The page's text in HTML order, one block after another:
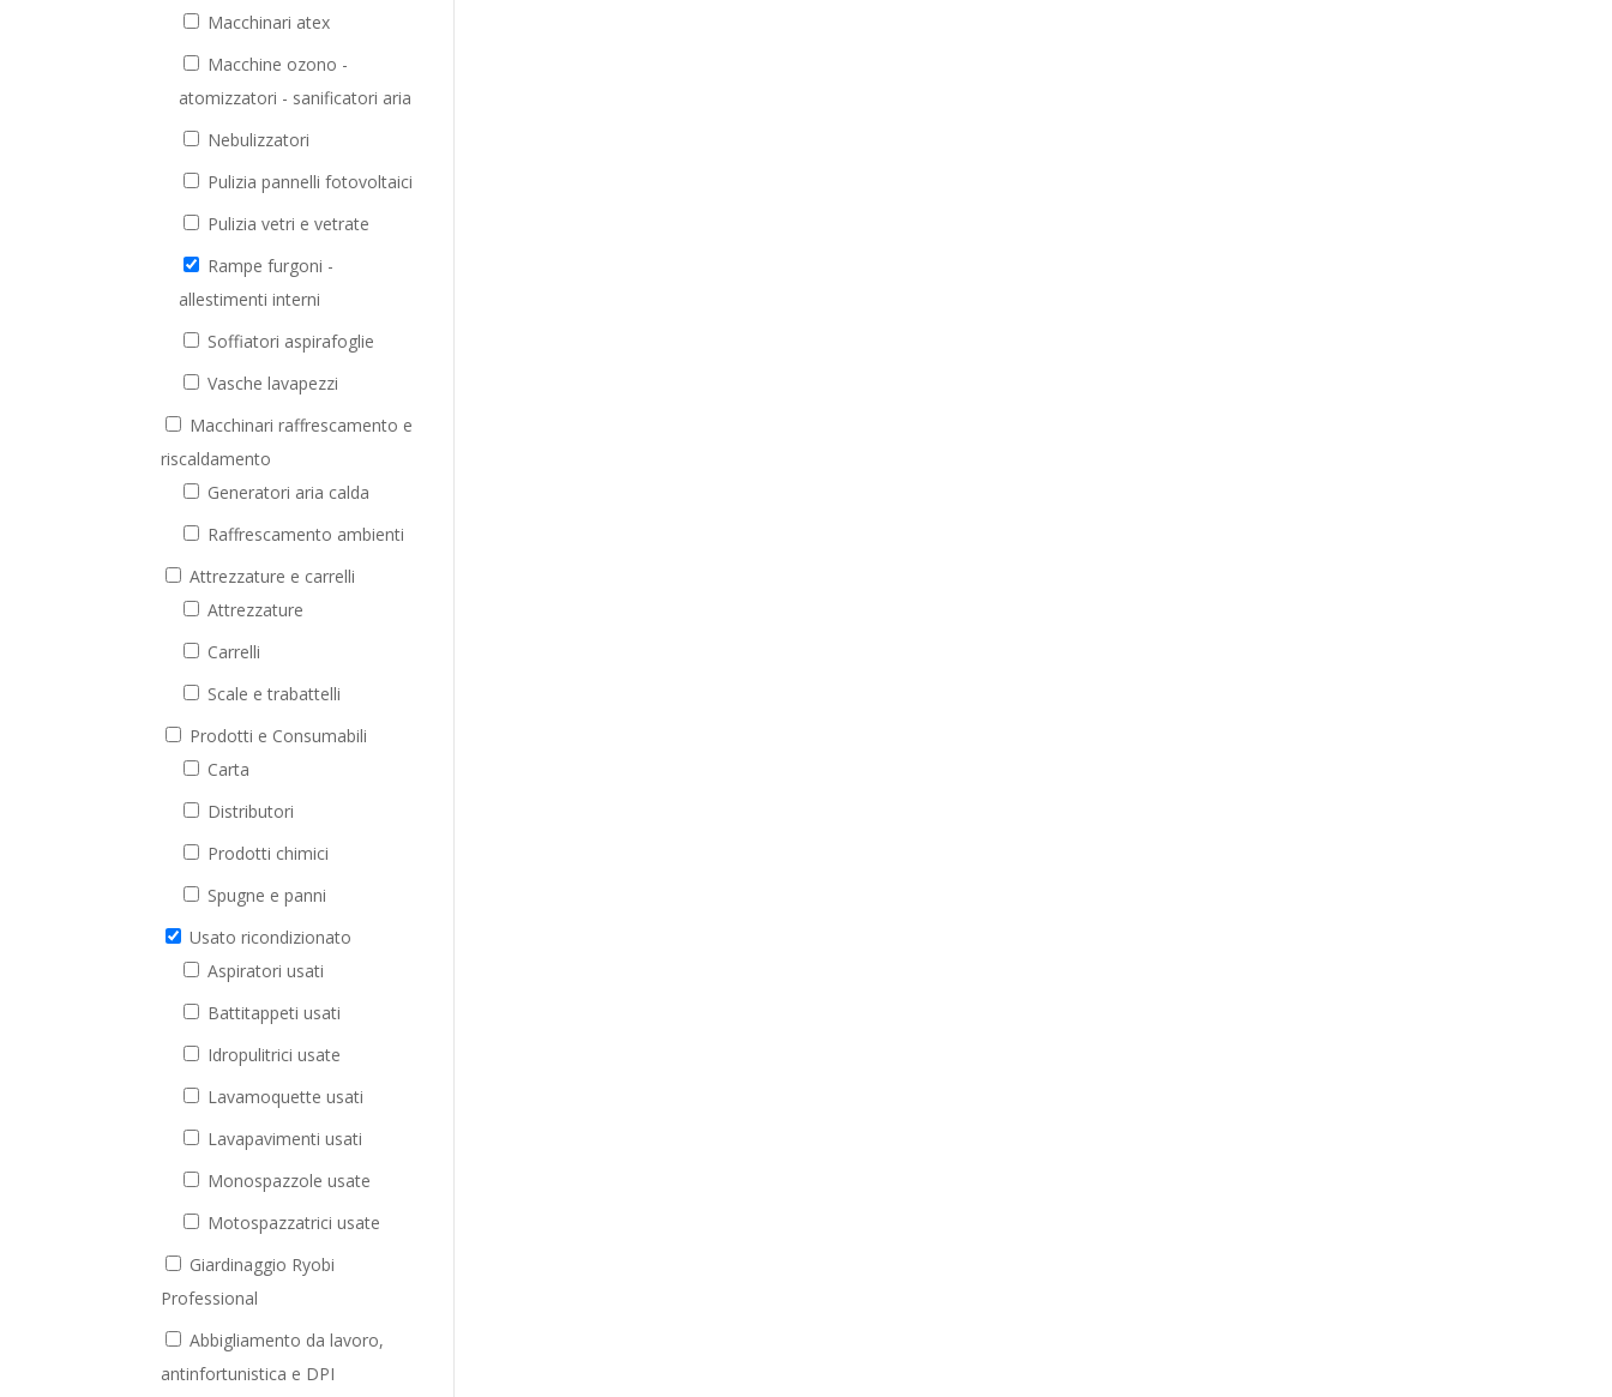
Macchinari atex
Macchine ozono -
atomizzatori - sanificatori aria
Nebulizzatori
Pulizia pannelli fotovoltaici
Pulizia vetri e vetrate
Rampe furgoni -
allestimenti interni
Soffiatori aspirafoglie
Vasche lavapezzi
Macchinari raffrescamento e
riscaldamento
Generatori aria calda
Raffrescamento ambienti
Attrezzature e carrelli
Attrezzature
Carrelli
Scale e trabattelli
Prodotti e Consumabili
Carta
Distributori
Prodotti chimici
Spugne e panni
Usato ricondizionato
Aspiratori usati
Battitappeti usati
Idropulitrici usate
Lavamoquette usati
Lavapavimenti usati
Monospazzole usate
Motospazzatrici usate
Giardinaggio Ryobi
Professional
Abbigliamento da lavoro,
antinfortunistica e DPI